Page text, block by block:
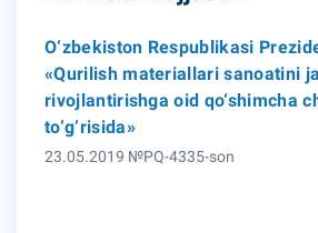
O‘zbekiston Respublikasi
«Qurilish materiallari sanoatini
rivojlantirishga oid qo‘shimcha
to‘g‘risida»
23.05.2019 №PQ-4335-son